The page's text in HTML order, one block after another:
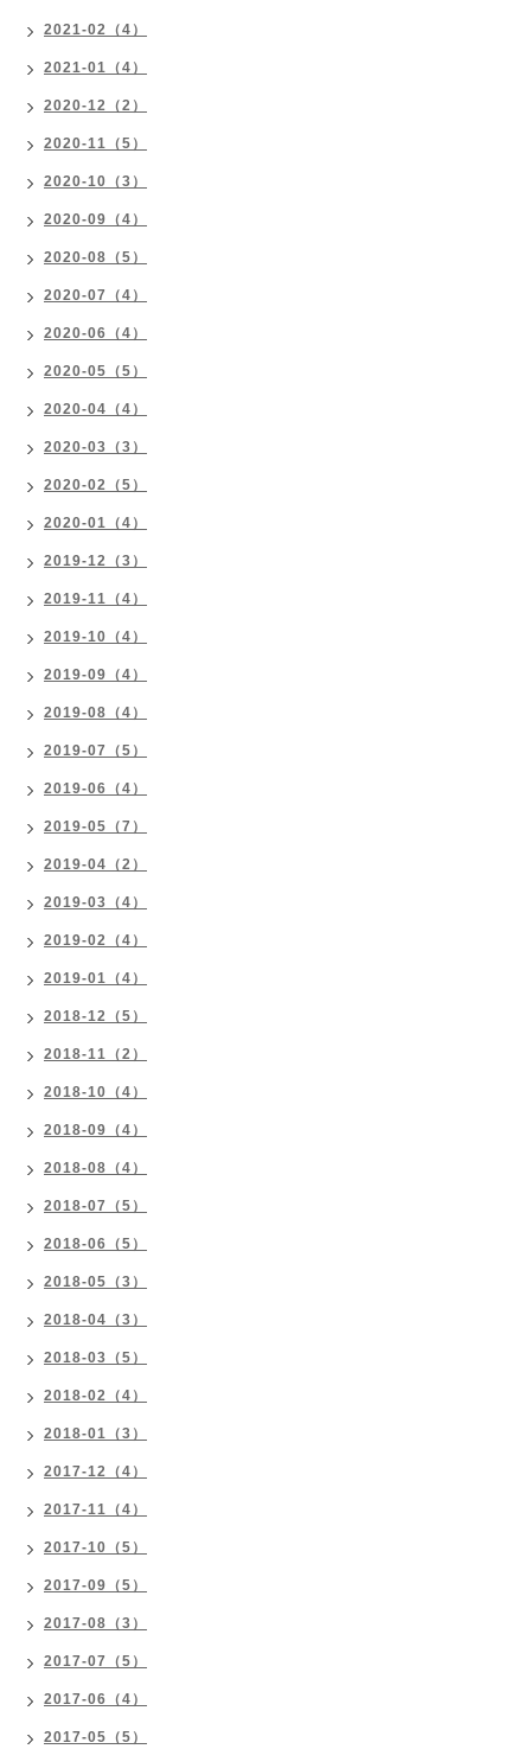
2021-02（4）
2021-01（4）
2020-12（2）
2020-11（5）
2020-10（3）
2020-09（4）
2020-08（5）
2020-07（4）
2020-06（4）
2020-05（5）
2020-04（4）
2020-03（3）
2020-02（5）
2020-01（4）
2019-12（3）
2019-11（4）
2019-10（4）
2019-09（4）
2019-08（4）
2019-07（5）
2019-06（4）
2019-05（7）
2019-04（2）
2019-03（4）
2019-02（4）
2019-01（4）
2018-12（5）
2018-11（2）
2018-10（4）
2018-09（4）
2018-08（4）
2018-07（5）
2018-06（5）
2018-05（3）
2018-04（3）
2018-03（5）
2018-02（4）
2018-01（3）
2017-12（4）
2017-11（4）
2017-10（5）
2017-09（5）
2017-08（3）
2017-07（5）
2017-06（4）
2017-05（5）